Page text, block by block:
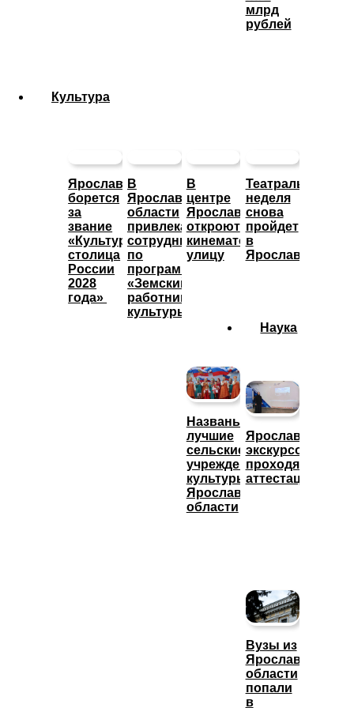
млрд
рублей
Культура
Ярославль
борется
за
звание
«Культурная
столица
России
2028
года»
В
Ярославской
области
привлекают
сотрудников
по
программе
«Земский
работник
культуры»
В
центре
Ярославле
откроют
кинематографическую
улицу
Театральная
неделя
снова
пройдет
в
Ярославле
Названы
лучшие
сельские
учреждения
культуры
Ярославской
области
Наука
Ярославские
экскурсоводы
проходят
аттестацию
Вузы из
Ярославской
области
попали
в